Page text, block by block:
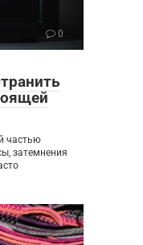
0
частью
затемнения